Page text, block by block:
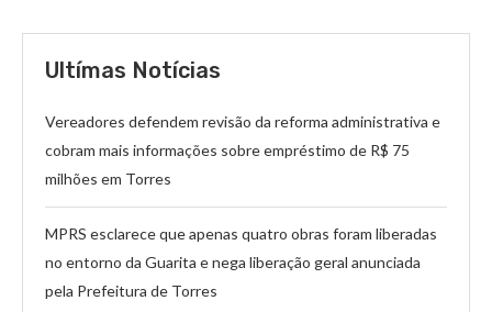
Ultímas Notícias
Vereadores defendem revisão da reforma administrativa e
cobram mais informações sobre empréstimo de R$ 75
milhões em Torres
MPRS esclarece que apenas quatro obras foram liberadas
no entorno da Guarita e nega liberação geral anunciada
pela Prefeitura de Torres